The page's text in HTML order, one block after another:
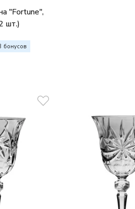
"Fortune",
шт.)
бонусов